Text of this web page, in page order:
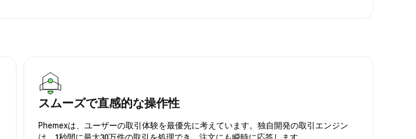
スムーズで直感的な操作性
Phemexは、ユーザーの取引体験を最優先に考えています。独自開発の取引エンジン
は、1秒間に最大30万件の取引を処理でき、注文にも瞬時に応答します。